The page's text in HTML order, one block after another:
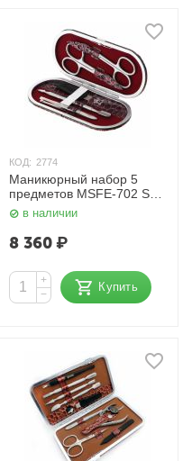
КОД: 2774
Маникюрный набор 5
предметов MSFE-702 S
Zinger
в наличии
8 360₽
+
−
Купить